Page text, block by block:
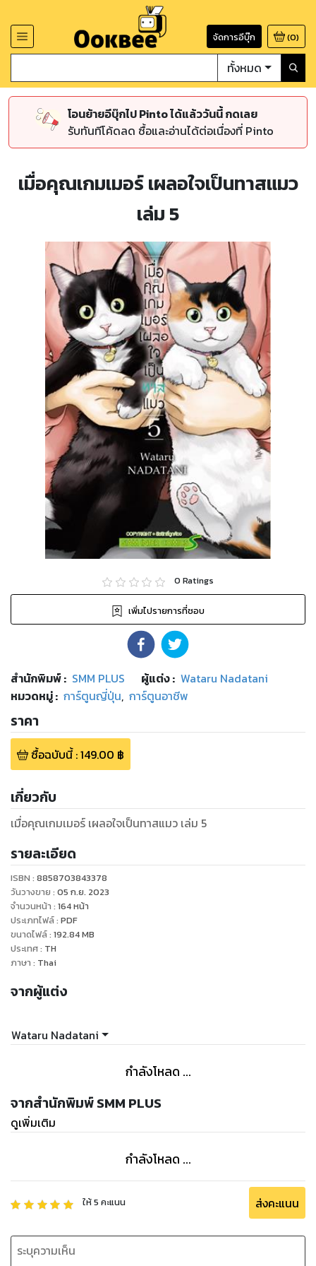
จัดการอีบุ๊ก (0)
ทั้งหมด
โอนย้ายอีบุ๊กไป Pinto ได้แล้ววันนี้ กดเลย
รับทันทีโค้ดลด ซื้อและอ่านได้ต่อเนื่องที่ Pinto
เมื่อคุณเกมเมอร์ เผลอใจเป็นทาสแมว
เล่ม 5
0 Ratings
เพิ่มไปรายการที่ชอบ
สำนักพิมพ์: SMM PLUS ผู้แต่ง : Wataru Nadatani
หมวดหมู่: การ์ตูนญี่ปุ่น, การ์ตูนอาชีพ
ราคา
ซื้อฉบับนี้:149.00 ฿
เกี่ยวกับ
เมื่อคุณเกมเมอร์ เผลอใจเป็นทาสแมว เล่ม 5
รายละเอียด
ISBN : 8858703843378
วันวางขาย : 05 ก.ย. 2023
จำนวนหน้า : 164หน้า
ประเภทไฟล์: PDF
ขนาดไฟล์: 192.84MB
ประเทศ: TH
ภาษา : Thai
จากผู้แต่ง
Wataru Nadatani
กำลังโหลด ...
จากสำนักพิมพ์ SMM PLUS
ดูเพิ่มเติม
กำลังโหลด ...
ให้5 คะแนน ส่งคะแนน